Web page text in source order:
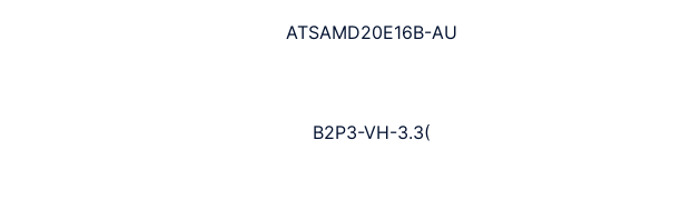
ATSAMD20E16B-AU
B2P3-VH-3.3(